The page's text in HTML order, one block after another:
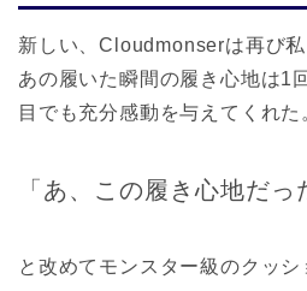
新しい、Cloudmonserは再び私
あの履いた瞬間の履き心地は1
目でも充分感動を与えてくれた
「あ、この履き心地だっ
と改めてモンスター級のクッシ